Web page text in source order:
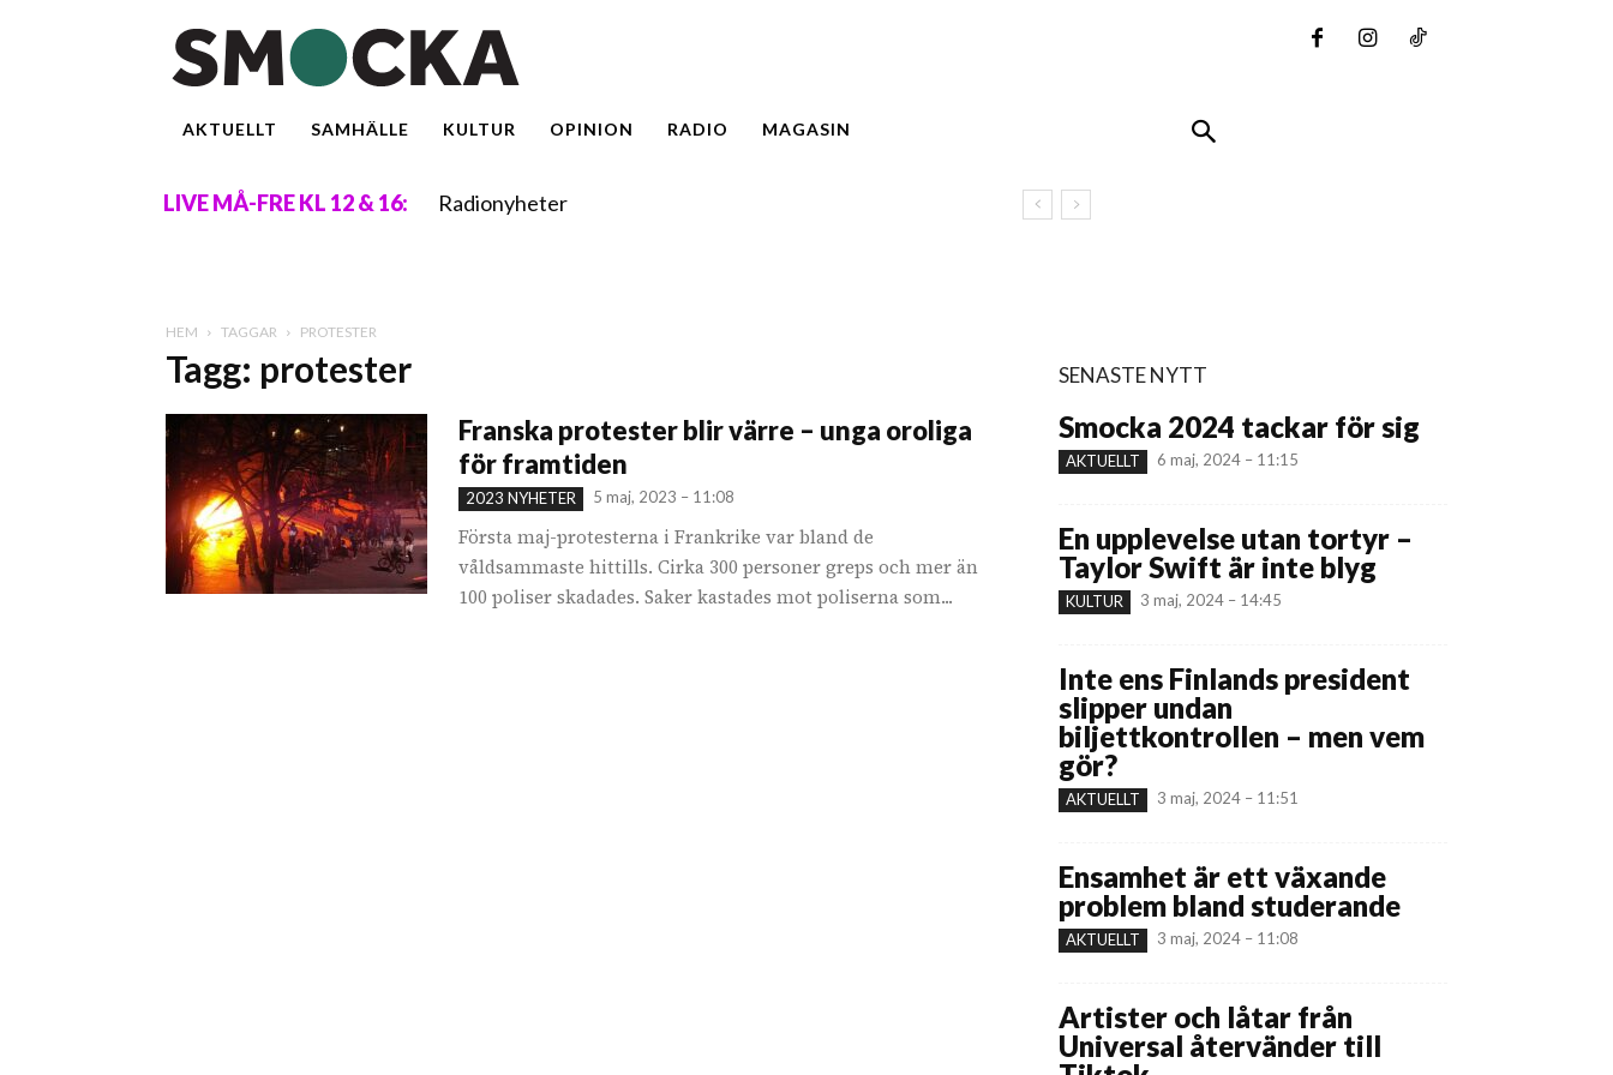
AKTUELLT SAMHÄLLE KULTUR OPINION RADIO MAGASIN
LIVE MÅ-FRE KL 12 & 16: Radionyheter
HEM TAGGAR PROTESTER
Tagg: protester
Franska protester blir värre – unga oroliga
för framtiden
2023 NYHETER 5 maj, 2023 – 11:08
Första maj-protesterna i Frankrike var bland de
våldsammaste hittills. Cirka 300 personer greps och mer än
100 poliser skadades. Saker kastades mot poliserna som...
SENASTE NYTT
Smocka 2024 tackar för sig
AKTUELLT 6 maj, 2024 – 11:15
En upplevelse utan tortyr –
Taylor Swift är inte blyg
KULTUR 3 maj, 2024 – 14:45
Inte ens Finlands president
slipper undan
biljettkontrollen – men vem
gör?
AKTUELLT 3 maj, 2024 – 11:51
Ensamhet är ett växande
problem bland studerande
AKTUELLT 3 maj, 2024 – 11:08
Artister och låtar från
Universal återvänder till